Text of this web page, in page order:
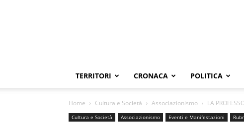
TERRITORI CRONACA POLITICA
Home Cultura e Società Associazionismo LA
Cultura e Società Associazionismo Eventi e Manifestazioni